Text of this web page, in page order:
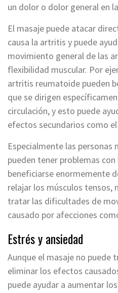
un dolor o dolor general en
El masaje puede atacar
causa la artritis y puede
movimiento general de las
flexibilidad muscular. Por
artritis reumatoide pueden
que se dirigen
circulación, y esto puede
efectos secundarios como
Especialmente las personas
pueden tener problemas
beneficiarse enormemente
relajar los músculos tensos,
tratar las dificultades de
causado por afecciones
Estrés y ansiedad
Aunque el masaje no puede
eliminar los efectos
puede ayudar a aumentar